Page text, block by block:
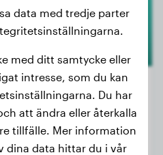
20 kg
3 år
data med tredje parter
med ditt samtycke eller
intresse, som du kan
Du har
att ändra eller återkalla
tillfälle. Mer information
dina data hittar du i vår